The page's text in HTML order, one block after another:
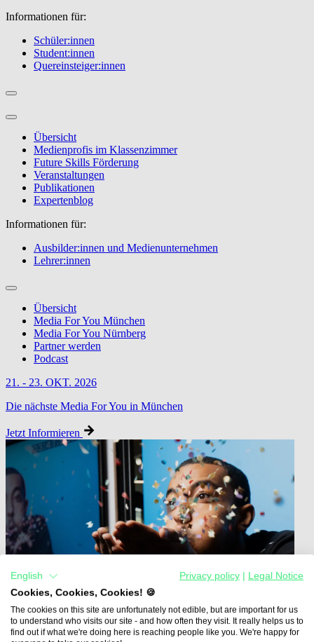
Informationen für:
Schüler:innen
Student:innen
Quereinsteiger:innen
Übersicht
Medienprofis im Klassenzimmer
Future Skills Förderung
Veranstaltungen
Publikationen
Expertenblog
Informationen für:
Ausbilder:innen und Medienunternehmen
Lehrer:innen
Übersicht
Media For You München
Media For You Nürnberg
Partner werden
Podcast
21. - 23. OKT. 2026
Die nächste Media For You in München
Jetzt Informieren
English Privacy policy
Legal Notice
Cookies, Cookies, Cookies! 🍪
The cookies on this site are unfortunately not edible, but are important for us
to understand who visits our site - and how often they visit. It really helps us to
find out if what we're doing here is reaching people like you. We're happy for